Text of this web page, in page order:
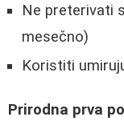
Ne preterivati
mesečno)
Koristiti
Prirodna prva